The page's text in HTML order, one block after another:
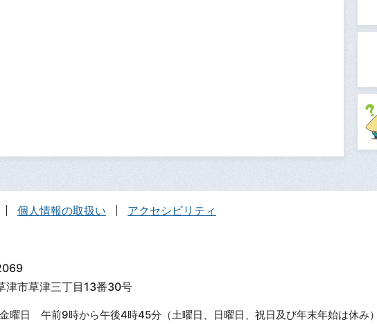
個人情報の取扱い アクセシビリティ
市草津三丁目13番30号
曜日 午前9時から午後4時45分（土曜日、日曜日、祝日及び年末年始は休み）